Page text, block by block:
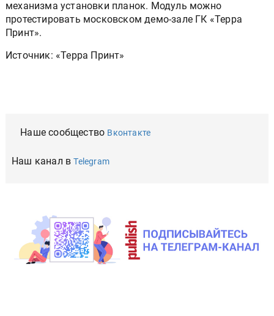
механизма установки планок. Модуль можно
протестировать московском демо-зале ГК «Терра
Принт».
Источник: «Терра Принт»
Наше сообщество Вконтакте
Наш канал вTelegram